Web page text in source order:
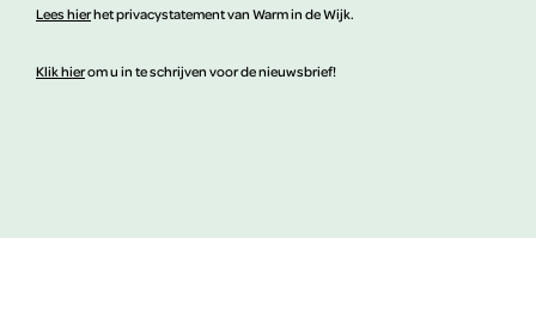
Lees hierhet privacystatement van Warm in de Wijk.
Klik hierom u in te schrijven voor de nieuwsbrief!